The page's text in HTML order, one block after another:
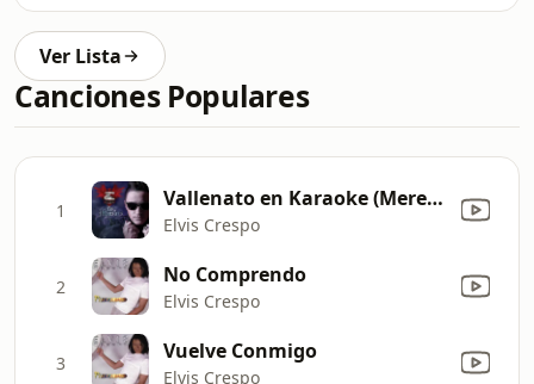
Ver Lista
Canciones Populares
1 Vallenato en Karaoke (Merengue)
Elvis Crespo
2 No Comprendo
Elvis Crespo
3 Vuelve Conmigo
Elvis Crespo